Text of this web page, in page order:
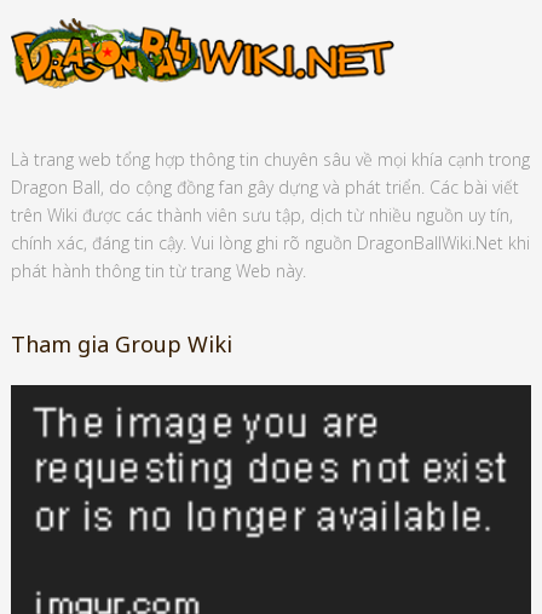
Là trang web tổng hợp thông tin chuyên sâu về mọi khía cạnh trong
Dragon Ball, do cộng đồng fan gây dựng và phát triển. Các bài viết
trên Wiki được các thành viên sưu tập, dịch từ nhiều nguồn uy tín,
chính xác, đáng tin cậy. Vui lòng ghi rõ nguồn DragonBallWiki.Net khi
phát hành thông tin từ trang Web này.
Tham gia Group Wiki